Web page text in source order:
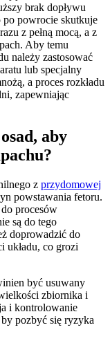
brak dopływu
po powrocie skutkuje
z pełną mocą, a z
Aby temu
należy zastosować
lub specjalny
a proces rozkładu
zapewniając
aby
z przydomowej
powstawania fetoru.
procesów
są do tego
doprowadzić do
układu, co grozi
być usuwany
zbiornika i
i kontrolowanie
pozbyć się ryzyka